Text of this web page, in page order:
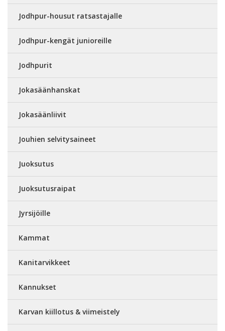
Jodhpur-housut ratsastajalle
Jodhpur-kengät junioreille
Jodhpurit
Jokasäänhanskat
Jokasäänliivit
Jouhien selvitysaineet
Juoksutus
Juoksutusraipat
Jyrsijöille
Kammat
Kanitarvikkeet
Kannukset
Karvan kiillotus & viimeistely